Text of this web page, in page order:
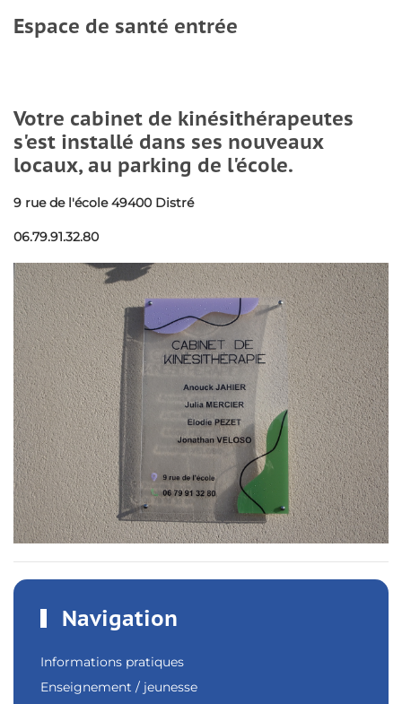
Espace de santé entrée
Votre cabinet de kinésithérapeutes
s'est installé dans ses nouveaux
locaux, au parking de l'école.
9 rue de l'école 49400 Distré
06.79.91.32.80
Navigation
Informations pratiques
Enseignement / jeunesse